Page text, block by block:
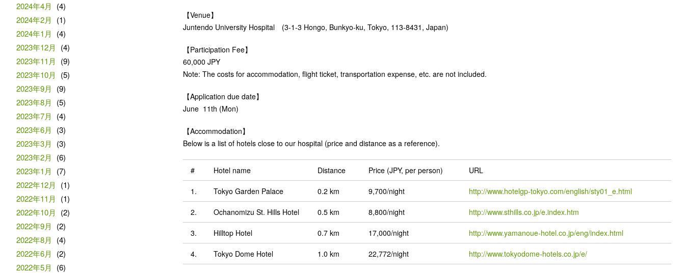
【Venue】
Juntendo University Hospital (3-1-3 Hongo, Bunkyo-ku, Tokyo, 113-8431, Japan)
【Participation Fee】
60,000 JPY
Note: The costs for accommodation, flight ticket, transportation expense, etc. are not included.
【Application due date】
June 11th (Mon)
【Accommodation】
Below is a list of hotels close to our hospital (price and distance as a reference).
# Hotel name Distance Price (JPY, per person) URL
1. Tokyo Garden Palace 0.2 km 9,700/night http://www.hotelgp-tokyo.com/english/sty01_e.html
2. Ochanomizu St. Hills Hotel 0.5 km 8,800/night http://www.sthills.co.jp/e.index.htm
3. Hilltop Hotel 0.7 km 17,000/night http://www.yamanoue-hotel.co.jp/eng/index.html
4. Tokyo Dome Hotel 1.0 km 22,772/night http://www.tokyodome-hotels.co.jp/e/
2024年4月
(4)
2024年2月
(1)
2024年1月
(4)
2023年12月
(4)
2023年11月
(9)
2023年10月
(5)
2023年9月
(9)
2023年8月
(5)
2023年7月
(4)
2023年6月
(3)
2023年3月
(3)
2023年2月
(6)
2023年1月
(7)
2022年12月
(1)
2022年11月
(1)
2022年10月
(2)
2022年9月
(2)
2022年8月
(4)
2022年6月
(2)
2022年5月
(6)